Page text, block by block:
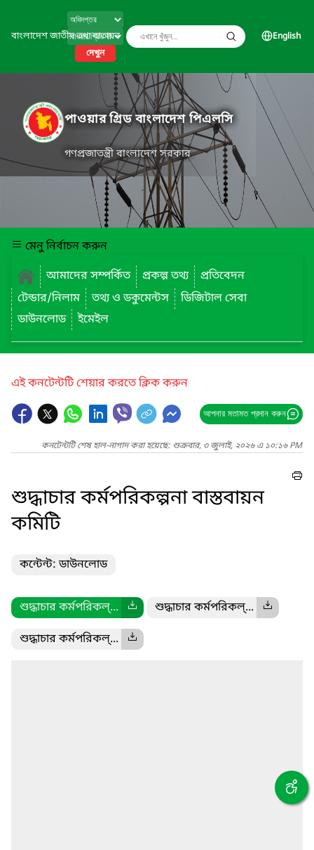
বাংলাদেশ জাতীয় তথ্য বাতায়ন
দেখুন
English
পাওয়ার গ্রিড বাংলাদেশ পিএলসি
গণপ্রজাতন্ত্রী বাংলাদেশ সরকার
মেনু নির্বাচন করুন
আমাদের সম্পর্কিত
প্রকল্প তথ্য
প্রতিবেদন
টেন্ডার/নিলাম
তথ্য ও ডকুমেন্টস
ডিজিটাল সেবা
ডাউনলোড
ইমেইল
এই কনটেন্টটি শেয়ার করতে ক্লিক করুন
আপনার মতামত প্রদান করুন
কনটেন্টটি শেষ হাল-নাগাদ করা হয়েছে: শুক্রবার, ৩ জুলাই, ২০২৬ এ ১০:১৬ PM
শুদ্ধাচার কর্মপরিকল্পনা বাস্তবায়ন
কমিটি
কন্টেন্ট: ডাউনলোড
শুদ্ধাচার কর্মপরিকল্... শুদ্ধাচার কর্মপরিকল্...
শুদ্ধাচার কর্মপরিকল্...